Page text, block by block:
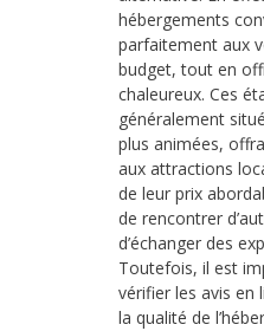
hébergements
parfaitement aux
budget, tout en
chaleureux. Ces
généralement
plus animées,
aux attractions
de leur prix
de rencontrer
d’échanger des
Toutefois, il est
vérifier les avis en
la qualité de